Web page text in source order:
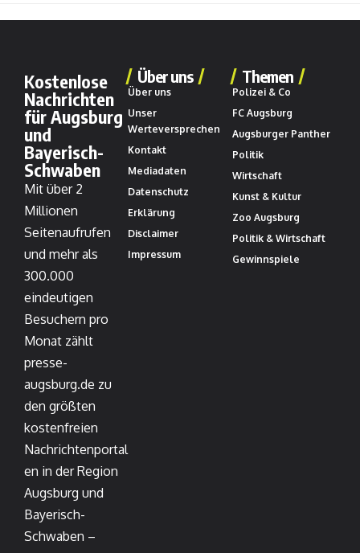
Kostenlose
Nachrichten
für Augsburg
und
Bayerisch-
Schwaben
Mit über 2
Millionen
Seitenaufrufen
und mehr als
300.000
eindeutigen
Besuchern pro
Monat zählt
presse-
augsburg.de zu
den größten
kostenfreien
Nachrichtenportal
en in der Region
Augsburg und
Bayerisch-
Schwaben –
Über uns
Über uns
Unser
Werteversprechen
Kontakt
Mediadaten
Datenschutz
Erklärung
Disclaimer
Impressum
Themen
Polizei & Co
FC Augsburg
Augsburger Panther
Politik
Wirtschaft
Kunst & Kultur
Zoo Augsburg
Politik & Wirtschaft
Gewinnspiele